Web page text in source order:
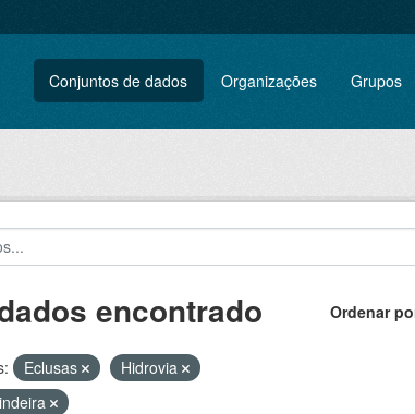
Conjuntos de dados Organizações Grupos
Ordenar
encontrado
Eclusas
Hidrovia